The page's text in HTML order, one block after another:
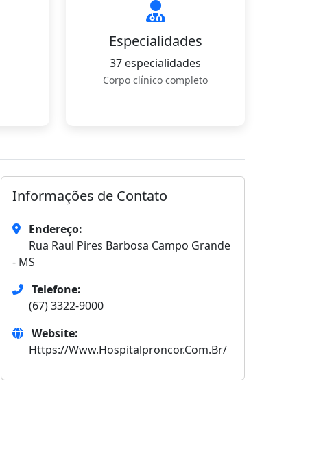
Especialidades
37 especialidades
Corpo clínico completo
Informações de Contato
Endereço:
Rua Raul Pires Barbosa Campo Grande
- MS
Telefone:
(67) 3322-9000
Website:
Https://Www.Hospitalproncor.Com.Br/